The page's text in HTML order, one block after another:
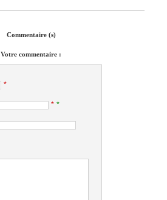
Commentaire (s)
Votre commentaire :
*
* *